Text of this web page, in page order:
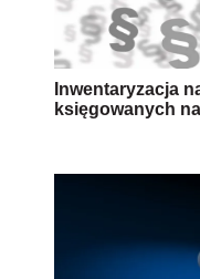
Inwentaryzacja
księgowanych